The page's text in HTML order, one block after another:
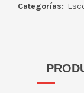
Categorías: